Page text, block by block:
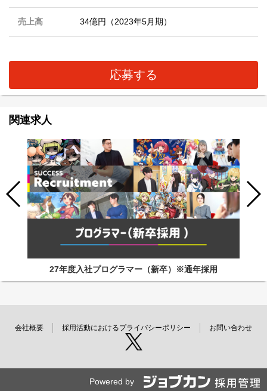
売上高 34億円（2023年5月期）
応募する
関連求人
27年度入社プログラマー（新卒）※通年採用
会社概要 採用活動におけるプライバシーポリシー お問い合わせ
Powered by